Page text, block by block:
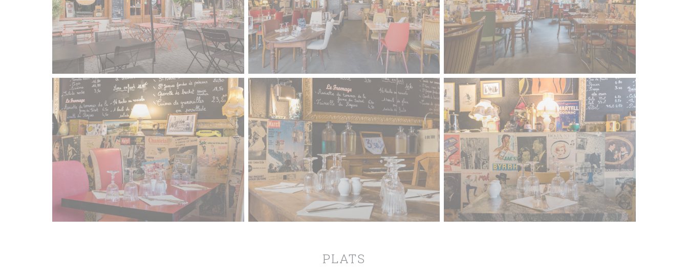
PLATS